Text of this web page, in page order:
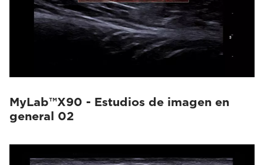
MyLab™X90 - Estudios de imagen en
general 02